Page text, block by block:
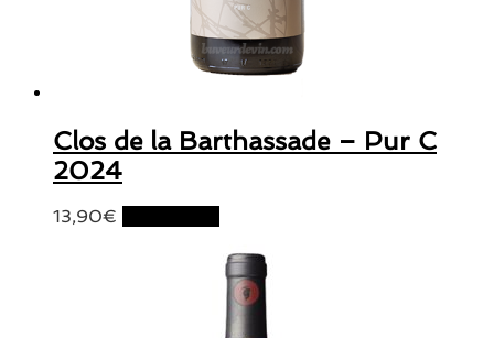
Clos de la Barthassade – Pur C
2024
13,90€